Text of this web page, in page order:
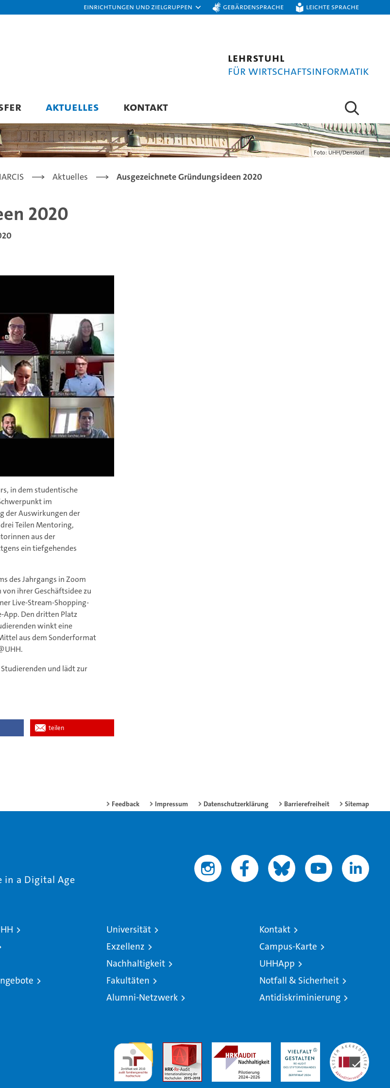
Einrichtungen und Zielgruppen Gebärdensprache Leichte Sprache
Lehrstuhl
für Wirtschaftsinformatik
AKTUELLES KONTAKT
Foto: UHH/Denstorf
Aktuelles Ausgezeichnete Gründungsideen 2020
2020
in dem studentische
im
der Auswirkungen der
Teilen Mentoring,
aus der
ein tiefgehendes
des Jahrgangs in Zoom
ihrer Geschäftsidee zu
Live-Stream-Shopping-
App. Den dritten Platz
winkt eine
aus dem Sonderformat
und lädt zur
teilen
Feedback Impressum Datenschutzerklärung Barrierefreiheit Sitemap
in a Digital Age
Universität
Exzellenz
Nachhaltigkeit
Fakultäten
Alumni-Netzwerk
Kontakt
Campus-Karte
UHHApp
Notfall & Sicherheit
Antidiskriminierung